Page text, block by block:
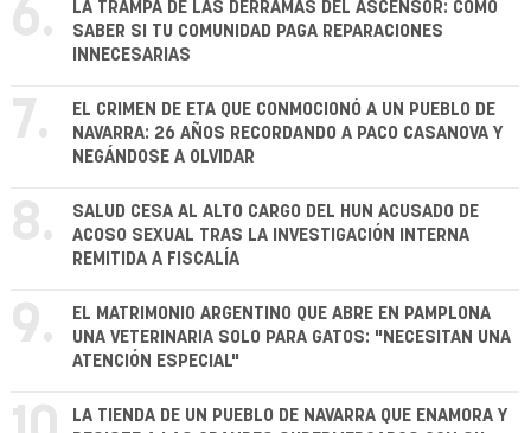
6.
LA TRAMPA DE LAS DERRAMAS DEL ASCENSOR: CÓMO
SABER SI TU COMUNIDAD PAGA REPARACIONES
INNECESARIAS
7.
EL CRIMEN DE ETA QUE CONMOCIONÓ A UN PUEBLO DE
NAVARRA: 26 AÑOS RECORDANDO A PACO CASANOVA Y
NEGÁNDOSE A OLVIDAR
8.
SALUD CESA AL ALTO CARGO DEL HUN ACUSADO DE
ACOSO SEXUAL TRAS LA INVESTIGACIÓN INTERNA
REMITIDA A FISCALÍA
9.
EL MATRIMONIO ARGENTINO QUE ABRE EN PAMPLONA
UNA VETERINARIA SOLO PARA GATOS: "NECESITAN UNA
ATENCIÓN ESPECIAL"
LA TIENDA DE UN PUEBLO DE NAVARRA QUE ENAMORA Y